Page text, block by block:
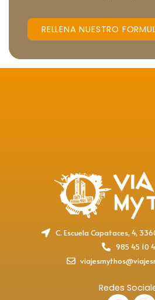
RELLENA NUESTRO
C. Escuela Capataces, 4,
985 45 10
Redes